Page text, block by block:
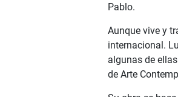
Pablo.
Aunque vive y
internacional.
algunas de
de Arte